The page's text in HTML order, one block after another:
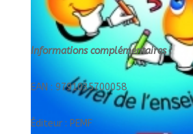
Informations complémentaires :
EAN : 9791035700058
Éditeur : PEMF